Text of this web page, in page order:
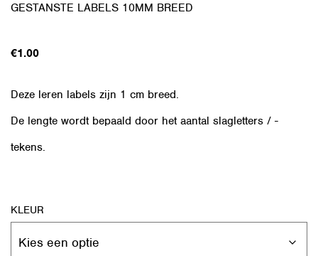
GESTANSTE LABELS 10MM BREED
€1.00
Deze leren labels zijn 1 cm breed.
De lengte wordt bepaald door het aantal slagletters / -
tekens.
KLEUR